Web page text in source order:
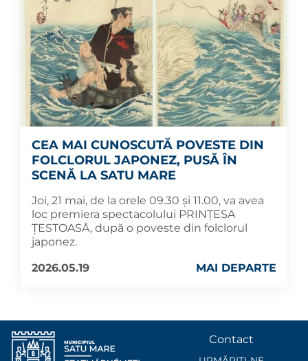
CEA MAI CUNOSCUTĂ POVESTE DIN
FOLCLORUL JAPONEZ, PUSĂ ÎN
SCENĂ LA SATU MARE
Joi, 21 mai, de la orele 09.30 și 11.00, va avea
loc premiera spectacolului PRINȚESA
ȚESTOASĂ, după o poveste din folclorul
japonez.
2026.05.19
MAI DEPARTE
Contact